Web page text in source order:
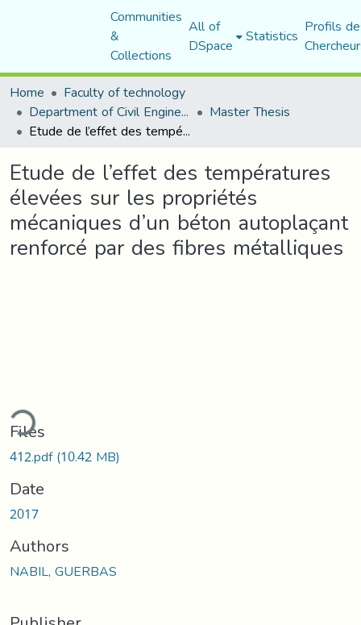
Communities
&
Collections
All of
DSpace Statistics Profils
Home
Faculty of technology
Department of Civil Engineering Master Thesis
Etude de l’effet des températures élevées sur les propriétés mécaniques d’un béton autoplaçant renforcé par des fibres métalliques
Etude de l’effet des températures
élevées sur les propriétés
mécaniques d’un béton autoplaçant
renforcé par des fibres métalliques
Files
412.pdf(10.42 MB)
Date
2017
Authors
NABIL, GUERBAS